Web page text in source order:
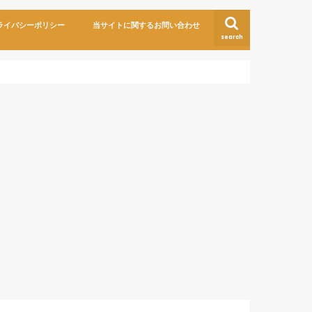
search
イバシーポリシー 当サイトに関するお問い合わせ